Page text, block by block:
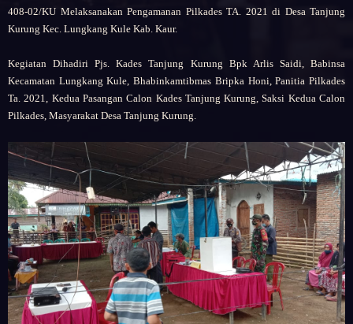
408-02/KU Melaksanakan Pengamanan Pilkades TA. 2021 di Desa Tanjung
Kurung Kec. Lungkang Kule Kab. Kaur.
Kegiatan Dihadiri Pjs. Kades Tanjung Kurung Bpk Arlis Saidi, Babinsa
Kecamatan Lungkang Kule, Bhabinkamtibmas Bripka Honi, Panitia Pilkades
Ta. 2021, Kedua Pasangan Calon Kades Tanjung Kurung, Saksi Kedua Calon
Pilkades, Masyarakat Desa Tanjung Kurung.